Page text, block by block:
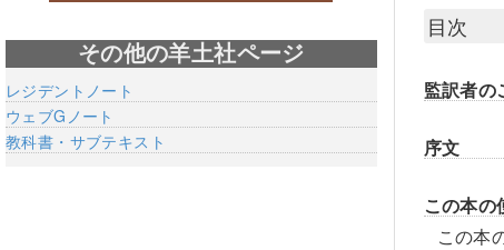
目次
監訳者の
序文
この本の
この本
その他の羊土社ページ
レジデントノート
ウェブGノート
教科書・サブテキスト